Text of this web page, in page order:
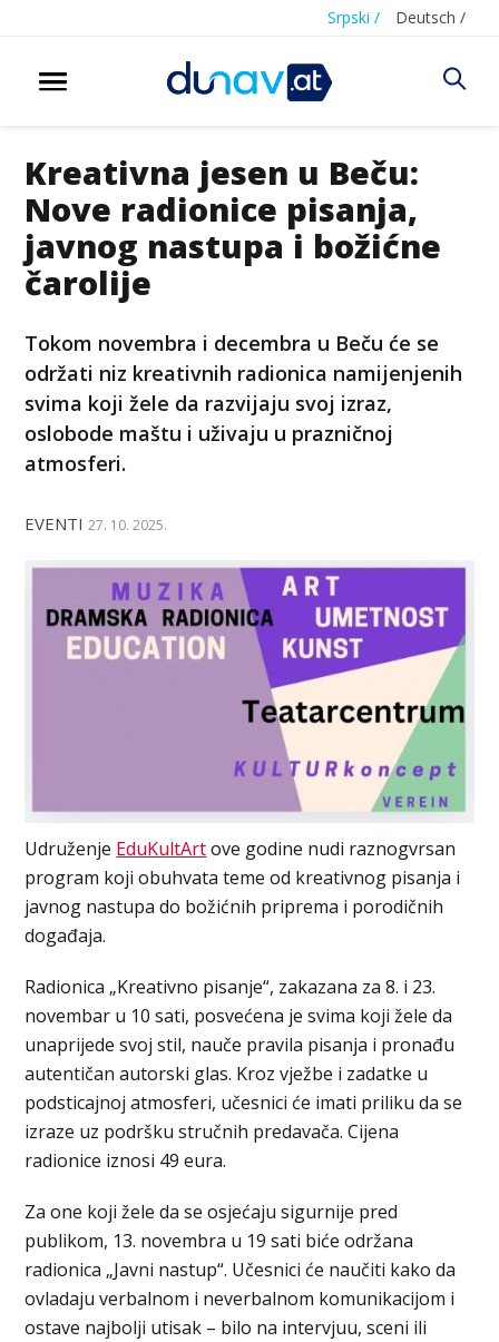
Srpski / Deutsch /
Kreativna jesen u Beču:
Nove radionice pisanja,
javnog nastupa i božićne
čarolije
Tokom novembra i decembra u Beču će se
održati niz kreativnih radionica namijenjenih
svima koji žele da razvijaju svoj izraz,
oslobode maštu i uživaju u prazničnoj
atmosferi.
EVENTI 27. 10. 2025.
Udruženje EduKultArtove godine nudi raznogvrsan
program koji obuhvata teme od kreativnog pisanja i
javnog nastupa do božićnih priprema i porodičnih
događaja.
Radionica „Kreativno pisanje“, zakazana za 8. i 23.
novembar u 10 sati, posvećena je svima koji žele da
unaprijede svoj stil, nauče pravila pisanja i pronađu
autentičan autorski glas. Kroz vježbe i zadatke u
podsticajnoj atmosferi, učesnici će imati priliku da se
izraze uz podršku stručnih predavača. Cijena
radionice iznosi 49 eura.
Za one koji žele da se osjećaju sigurnije pred
publikom, 13. novembra u 19 sati biće održana
radionica „Javni nastup“. Učesnici će naučiti kako da
ovladaju verbalnom i neverbalnom komunikacijom i
ostave najbolji utisak – bilo na intervjuu, sceni ili